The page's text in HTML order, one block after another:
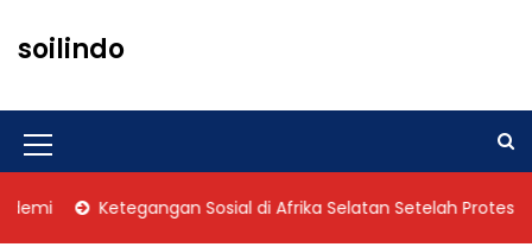
t
c
soilindo
M
eKetegangan Sosial di Afrika Selatan Setelah Protes
i